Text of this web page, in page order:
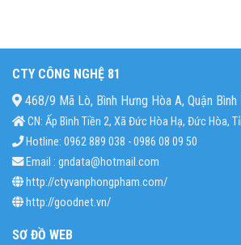
CTY CÔNG NGHỆ 81
468/9 Mã Lò, Bình Hưng Hòa A, Quận Bình
CN: Ấp Bình Tiền 2, Xã Đức Hòa Hạ, Đức Hòa,
Hotline: 0962 889 038 - 0986 08 09 50
Email : gndata@hotmail.com
http://ctyvanphongpham.com/
http://goodnet.vn/
SƠ ĐỒ WEB